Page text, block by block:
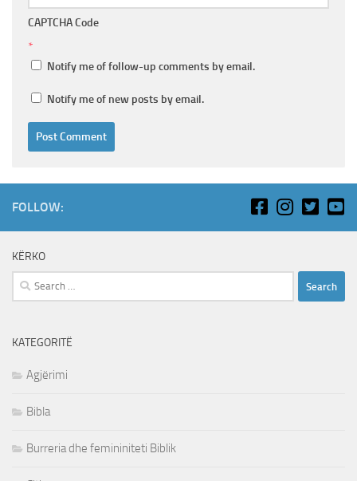
CAPTCHA Code
*
Notify me of follow-up comments by email.
Notify me of new posts by email.
FOLLOW:
KËRKO
Search
for:
KATEGORITË
Agjërimi
Bibla
Burreria dhe femininiteti Biblik